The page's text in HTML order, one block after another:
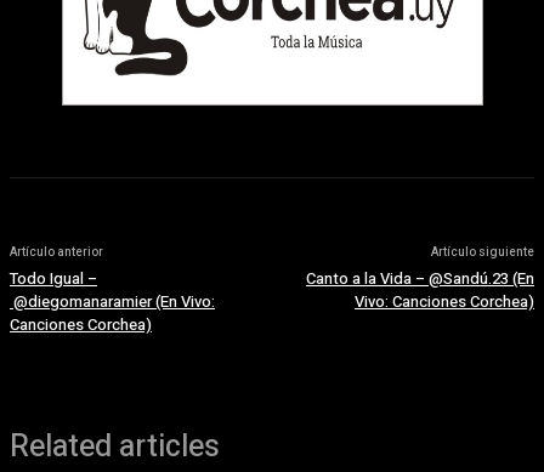
Artículo anterior
Todo Igual –
‪@diegomanaramier‬ (En Vivo:
Canciones Corchea)
Artículo siguiente
Canto a la Vida – ‪@Sandú.23‬ (En
Vivo: Canciones Corchea)
Related articles